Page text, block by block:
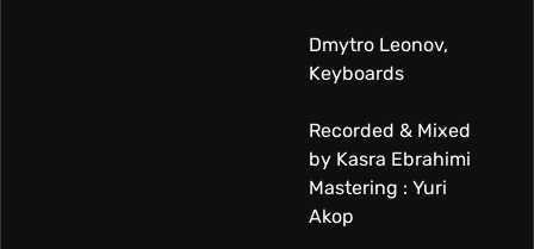
Dmytro Leonov,
Keyboards
Recorded & Mixed
by Kasra Ebrahimi
Mastering : Yuri
Akop